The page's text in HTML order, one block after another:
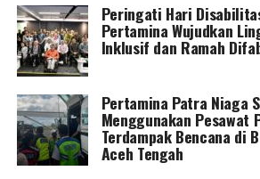
Peringati Hari
Pertamina Wujudkan
Inklusif dan Ramah
Pertamina Patra Niaga
Menggunakan Pesawat
Terdampak Bencana di
Aceh Tengah